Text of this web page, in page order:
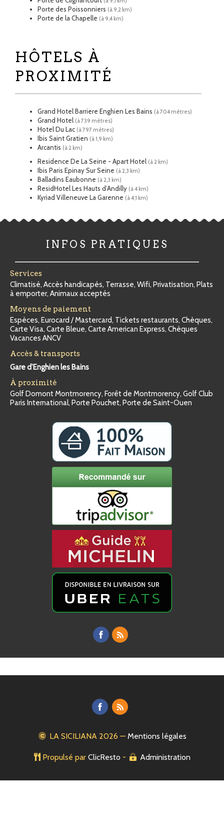
Porte des Poissonniers (à 9,2 km)
Porte de la Chapelle (à 9,4 km)
HÔTELS À
PROXIMITÉ
Grand Hotel Barriere Enghien Les Bains (à 704 mètres)
Grand Hotel (à 739 mètres)
Hotel Du Lac (à 797 mètres)
Ibis Saint Gratien (à 1,9 km)
Arcantis (à 2 km)
Residence De La Seine - Apart Hotel (à 2 km)
Ibis Paris Epinay Sur Seine (à 2,3 km)
Balladins Eaubonne (à 2,3 km)
ResidHotel Les Hauts d’Andilly (à 4 km)
Kyriad Villeneuve La Garenne (à 4,1 km)
INFOS PRATIQUES
Services
Climatisé, Accès handicapés, Terrasse, Wifi, Privatisation, Plats
à emporter, Animaux acceptés
Moyens de paiement
Espèces, Eurocard / Mastercard, Tickets restaurants, Chèques,
Carte Visa, Carte Bleue, Carte American Express, Chèques
Vacances ANCV
Accès & transports
Gare d'Enghien les Bains
À proximité
Golf Domont Montmorency, Forêt de Montmorency, Golf Club
Paris International, Porte Pouchet, Porte de Saint-Ouen
LA SICILIANA 2026 — Mentions légales
Propulsé par ClicResto - Administration